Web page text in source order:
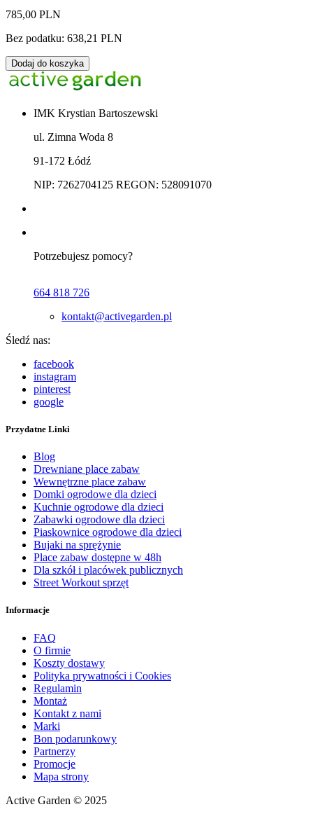
785,00 PLN
Bez podatku: 638,21 PLN
Dodaj do koszyka
IMK Krystian Bartoszewski
ul. Zimna Woda 8
91-172 Łódź
NIP: 7262704125 REGON: 528091070
Potrzebujesz pomocy?
664 818 726
kontakt@activegarden.pl
Śledź nas:
facebook
instagram
pinterest
google
Przydatne Linki
Blog
Drewniane place zabaw
Wewnętrzne place zabaw
Domki ogrodowe dla dzieci
Kuchnie ogrodowe dla dzieci
Zabawki ogrodowe dla dzieci
Piaskownice ogrodowe dla dzieci
Bujaki na sprężynie
Place zabaw dostępne w 48h
Dla szkół i placówek publicznych
Street Workout sprzęt
Informacje
FAQ
O firmie
Koszty dostawy
Polityka prywatności i Cookies
Regulamin
Montaż
Kontakt z nami
Marki
Bon podarunkowy
Partnerzy
Promocje
Mapa strony
Active Garden © 2025